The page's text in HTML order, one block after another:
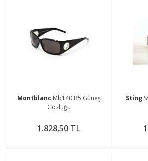
Montblanc Mb140 B5 Güneş
Gözlüğü
1.828,50 TL
Sting